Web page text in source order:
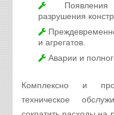
Появления
разрушения
и агрегатов.
Аварии и
Комплексно и
техническое